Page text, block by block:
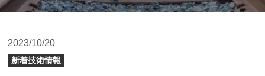
2023/10/20
新着技術情報